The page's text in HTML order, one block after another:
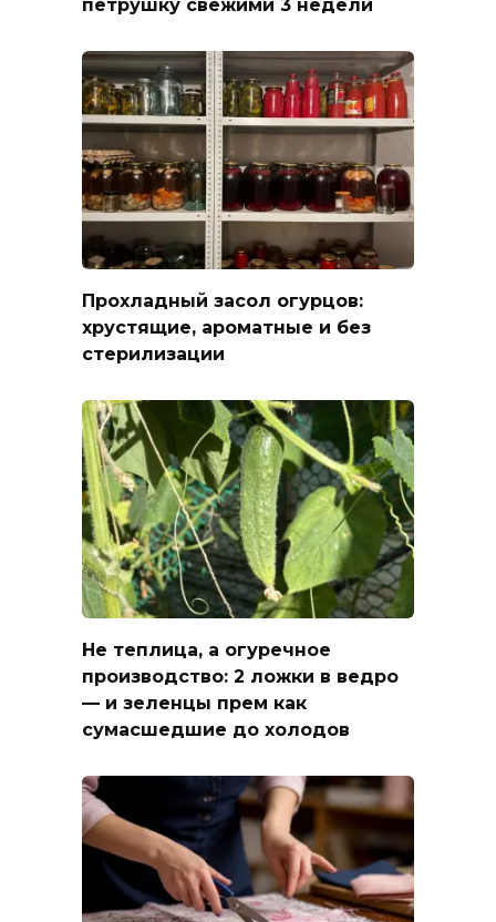
петрушку свежими 3 недели
Прохладный засол огурцов:
хрустящие, ароматные и без
стерилизации
Не теплица, а огуречное
производство: 2 ложки в ведро
— и зеленцы прем как
сумасшедшие до холодов